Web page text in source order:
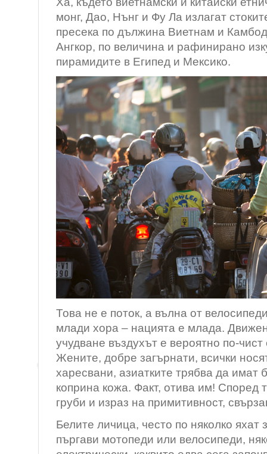
монг, Дао, Нънг и Фу Ла излагат
пресека по дължина Виетнам и
Ангкор, по величина и рафинирано
пирамидите в Египед и Мексико.
Това не е поток, а вълна от
млади хора – нацията е млада.
учудване въздухът е вероятно по-
Жените, добре загърнати, всички
харесвани, азиатките трябва да имат
коприна кожа. Факт, отива им! Според
груби и израз на примитивност,
Белите личица, често по няколко яхат
пъргави мотопеди или велосипеди,